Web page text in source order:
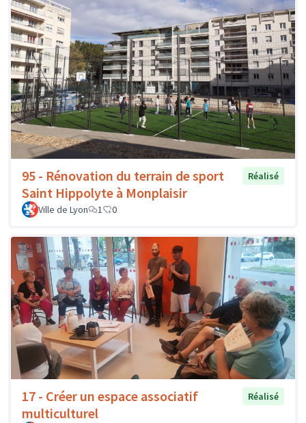
95 - Rénovation du terrain de sport
Saint Hippolyte à Monplaisir
Réalisé
Ville de Lyon 1 0
17 - Créer un espace associatif
multiculturel
Réalisé